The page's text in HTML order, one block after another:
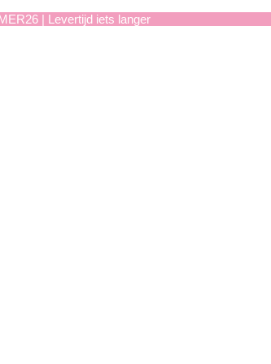
| Levertijd iets langer